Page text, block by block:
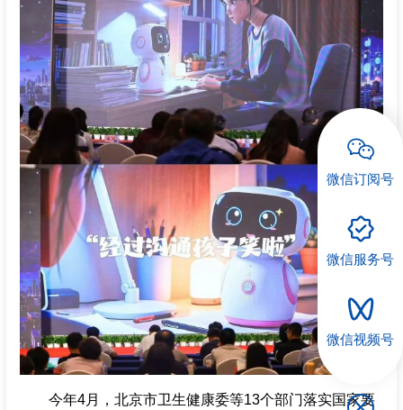
今年4月，北京市卫生健康委等13个部门落实国家要
微信订阅号
微信服务号
微信视频号